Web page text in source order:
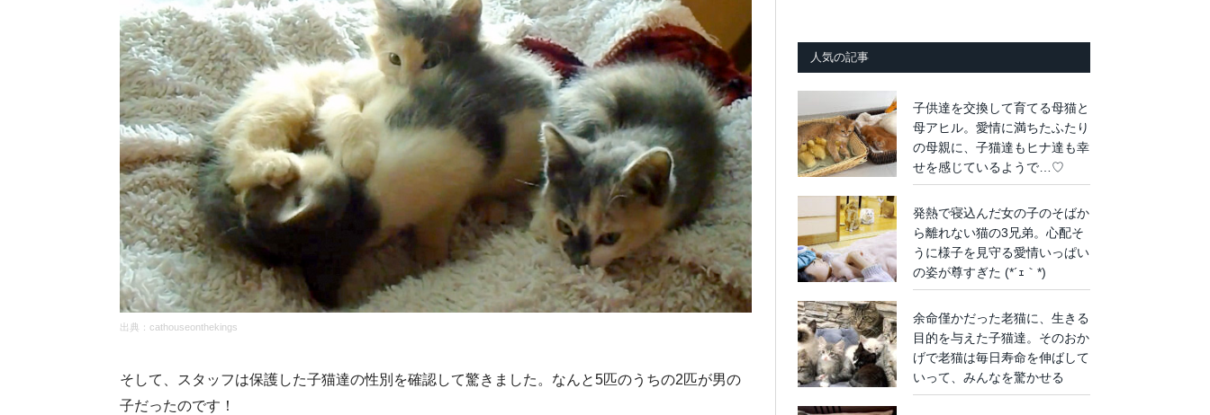
出典： cathouseonthekings
そして、スタッフは保護した子猫達の性別を確認して驚きました。なんと5匹のうちの2匹が男の
子だったのです！
人気の記事
子供達を交換して育てる母猫と
母アヒル。愛情に満ちたふたり
の母親に、子猫達もヒナ達も幸
せを感じているようで…♡
発熱で寝込んだ女の子のそばか
ら離れない猫の3兄弟。心配そ
うに様子を見守る愛情いっぱい
の姿が尊すぎた (*´ｪ｀*)
余命僅かだった老猫に、生きる
目的を与えた子猫達。そのおか
げで老猫は毎日寿命を伸ばして
いって、みんなを驚かせる